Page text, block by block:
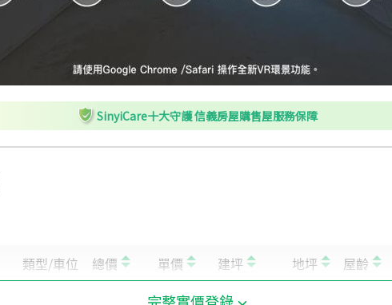
SinyiCare十大守護 信義房屋購售屋服務保障